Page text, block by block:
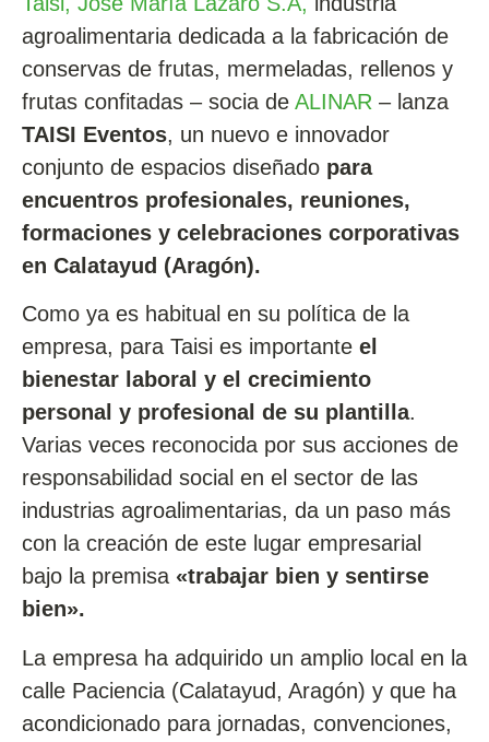
agroalimentaria dedicada a la fabricación de
conservas de frutas, mermeladas, rellenos y
frutas confitadas – socia de ALINAR – lanza
TAISI Eventos, un nuevo e innovador
conjunto de espacios diseñado para
encuentros profesionales, reuniones,
formaciones y celebraciones corporativas
en Calatayud (Aragón).
Como ya es habitual en su política de la
empresa, para Taisi es importante el
bienestar laboral y el crecimiento
personal y profesional de su plantilla.
Varias veces reconocida por sus acciones de
responsabilidad social en el sector de las
industrias agroalimentarias, da un paso más
con la creación de este lugar empresarial
bajo la premisa «trabajar bien y sentirse
bien».
La empresa ha adquirido un amplio local en la
calle Paciencia (Calatayud, Aragón) y que ha
acondicionado para jornadas, convenciones,